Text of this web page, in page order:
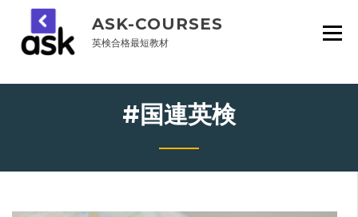
content
ASK-COURSES
英検合格最短教材
#国連英検